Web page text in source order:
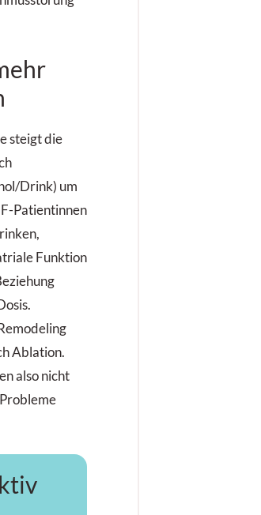
steigt die
Drink) um
Patientinnen
Funktion
Ablation.
also nicht